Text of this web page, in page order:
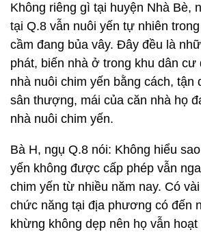
Không riêng gì tại huyện Nhà Bè,
tại Q.8 vẫn nuôi yến tự nhiên
cầm đang bủa vây. Đây đều là
phát, biến nhà ở trong khu dân cư
nhà nuôi chim yến bằng cách, tận
sân thượng, mái của căn nhà họ
nhà nuôi chim yến.
Bà H, ngụ Q.8 nói: Không hiểu
yến không được cấp phép vẫn
chim yến từ nhiều năm nay. Có
chức năng tại địa phương có đến
khừng không dẹp nên họ vẫn